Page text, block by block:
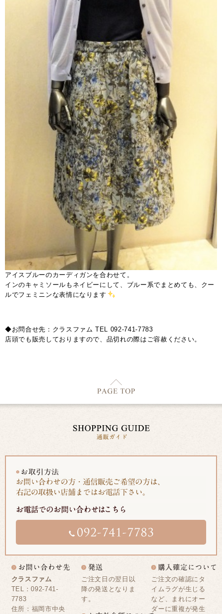
アイスブルーのカーディガンを合わせて。
インのキャミソールもネイビーにして、ブルー系でまとめても、クー
ルでフェミニンな表情になります
◆お問合せ先：クラスファム TEL 092-741-7783
店頭でも販売しておりますので、品切れの際はご容赦ください。
クラスファム
TEL：092-741-
7783
住所：福岡市中央
ご注文日の翌日以
降の発送となりま
す。
ご注文の確認にタ
イムラグが生じる
など、まれにオー
ダーに重複が発生